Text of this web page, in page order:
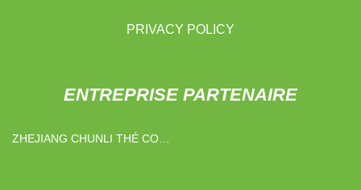
PRIVACY POLICY
ENTREPRISE PARTENAIRE
ZHEJIANG CHUNLI THÉ CO.,